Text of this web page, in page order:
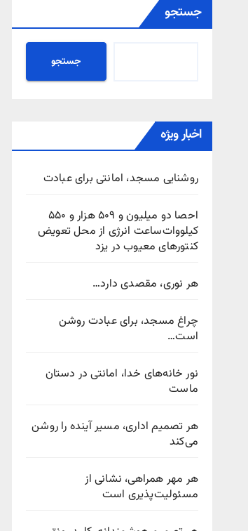
جستجو
جستجو
اخبار ویژه
روشنایی مسجد، امانتی برای عبادت
احصا دو میلیون و ۵۰۹ هزار و ۵۵۰
کیلووات‌ساعت انرژی از محل تعویض
کنتورهای معیوب در یزد
هر نوری، مقصدی دارد…
چراغ مسجد، برای عبادت روشن
است…
نور خانه‌های خدا، امانتی در دستان
ماست
هر تصمیم اداری، مسیر آینده را روشن
می‌کند
هر مهر همراهی، نشانی از
مسئولیت‌پذیری است